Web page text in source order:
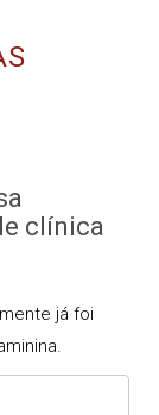
clínica
já foi